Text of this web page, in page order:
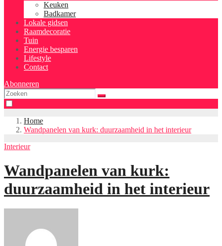
Keuken
Badkamer
Lokale gidsen
Raamdecoratie
Tuin
Energie besparen
Lifestyle
Contact
Abonneren
Home
Wandpanelen van kurk: duurzaamheid in het interieur
Interieur
Wandpanelen van kurk:
duurzaamheid in het interieur